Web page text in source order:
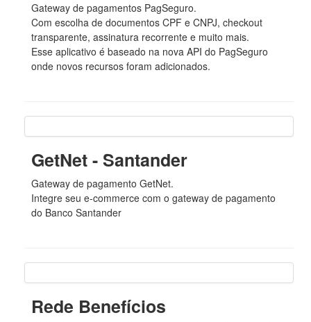
Gateway de pagamentos PagSeguro.
Com escolha de documentos CPF e CNPJ, checkout
transparente, assinatura recorrente e muito mais.
Esse aplicativo é baseado na nova API do PagSeguro
onde novos recursos foram adicionados.
GetNet - Santander
Gateway de pagamento GetNet.
Integre seu e-commerce com o gateway de pagamento
do Banco Santander
Rede Benefícios